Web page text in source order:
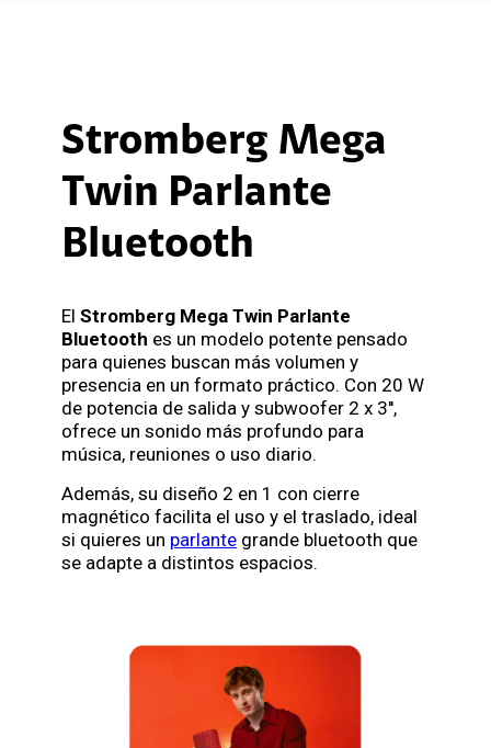
Stromberg Mega
Twin Parlante
Bluetooth
El Stromberg Mega Twin Parlante
Bluetooth es un modelo potente pensado
para quienes buscan más volumen y
presencia en un formato práctico. Con 20 W
de potencia de salida y subwoofer 2 x 3'',
ofrece un sonido más profundo para
música, reuniones o uso diario.
Además, su diseño 2 en 1 con cierre
magnético facilita el uso y el traslado, ideal
si quieres un parlante grande bluetooth que
se adapte a distintos espacios.